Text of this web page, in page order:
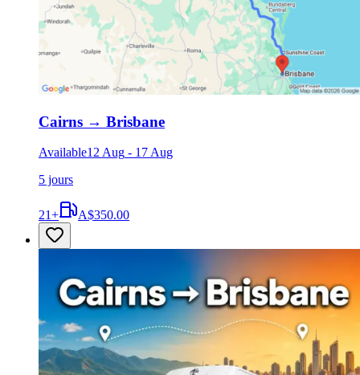
Cairns → Brisbane
Available12 Aug - 17 Aug
5 jours
21+ A$350.00